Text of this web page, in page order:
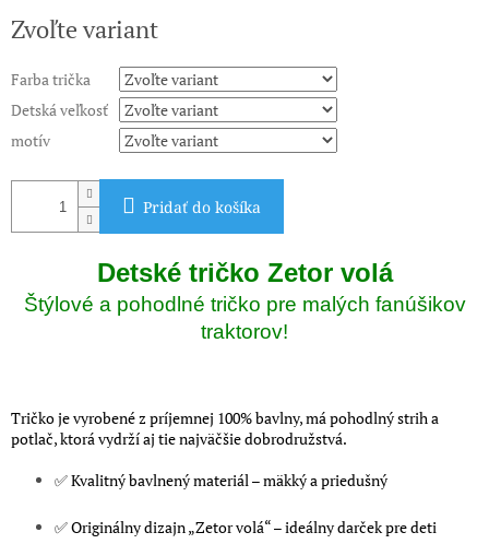
cena:
Zvoľte variant
Farba trička
Detská veľkosť
motív
Pridať do košíka
Detské tričko Zetor volá
Štýlové a pohodlné tričko pre malých fanúšikov
traktorov!
Tričko je vyrobené z príjemnej 100% bavlny, má pohodlný strih a
potlač, ktorá vydrží aj tie najväčšie dobrodružstvá.
✅ Kvalitný bavlnený materiál – mäkký a priedušný
✅ Originálny dizajn „Zetor volá“ – ideálny darček pre deti